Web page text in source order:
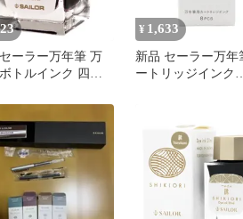
ーラー万年筆 万
トルインク 四季
¥ 1,633
新品 セーラー万年
ートリッジインク
性染料 20ml 13-